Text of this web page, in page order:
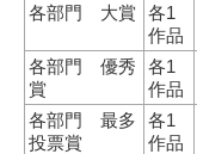
各部門 大賞
各1
作品
各部門 優秀
賞
各1
作品
各部門 最多
投票賞
各1
作品